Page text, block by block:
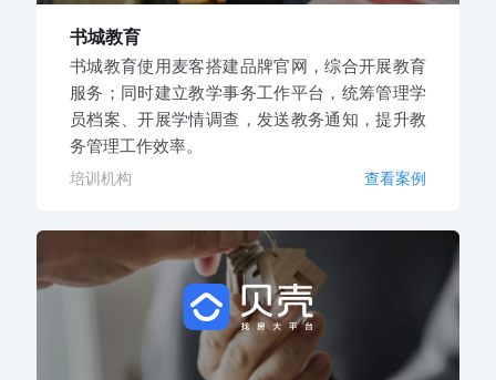
书城教育
书城教育使用麦客搭建品牌官网，综合开展教育
服务；同时建立教学事务工作平台，统筹管理学
员档案、开展学情调查，发送教务通知，提升教
务管理工作效率。
培训机构 查看案例